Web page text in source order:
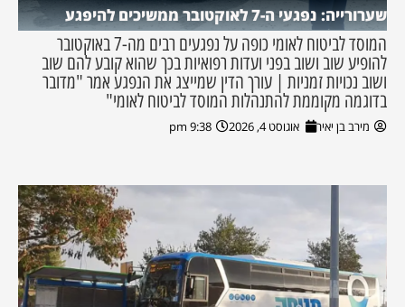
שערורייה: נפגעי ה-7 לאוקטובר ממשיכים להיפגע
המוסד לביטוח לאומי כופה על נפגעים רבים מה-7 באוקטובר
להופיע שוב ושוב בפני ועדות רפואיות בכך שהוא קובע להם שוב
ושוב נכויות זמניות | עורך הדין שמייצג את הנפגע אמר "מדובר
בדוגמה מקוממת להתנהלות המוסד לביטוח לאומי"
מירב בן יאיר אוגוסט 4, 2026 9:38 pm